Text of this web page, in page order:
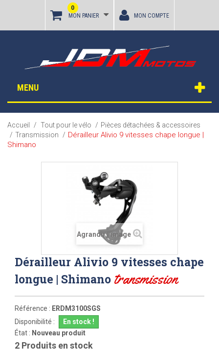
MON PANIER
0
MON COMPTE
MENU
Accueil / Tout pour le vélo / Pièces détachées & accessoires
/ Transmission / Dérailleur Alivio 9 vitesses chape longue |
Shimano
Agrandir l'image
Dérailleur Alivio 9 vitesses chape
longue | Shimano transmission
Référence : ERDM3100SGS
Disponibilité :
En stock !
État : Nouveau produit
2 Produits en stock